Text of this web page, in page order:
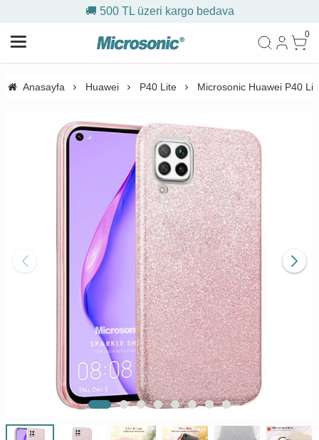
🚚 500 TL üzeri kargo bedava
0
Anasayfa Huawei P40 Lite Microsonic Huawei P40